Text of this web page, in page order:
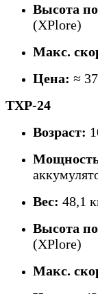
Высота
(XPlore)
Макс.
Цена: ≈
TXP-24
Возраст:
Вес: 48,1
Высота
(XPlore)
Макс.